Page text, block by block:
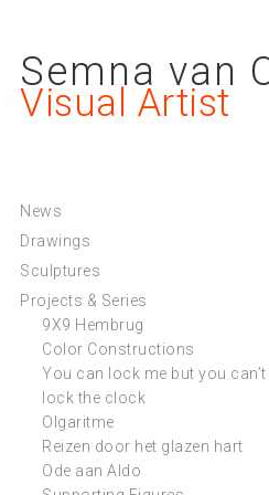
Semna van
Visual Artist
News
Drawings
Sculptures
Projects & Series
9X9 Hembrug
Color Constructions
You can lock me but you can’t
lock the clock
Olgaritme
Reizen door het glazen hart
Ode aan Aldo